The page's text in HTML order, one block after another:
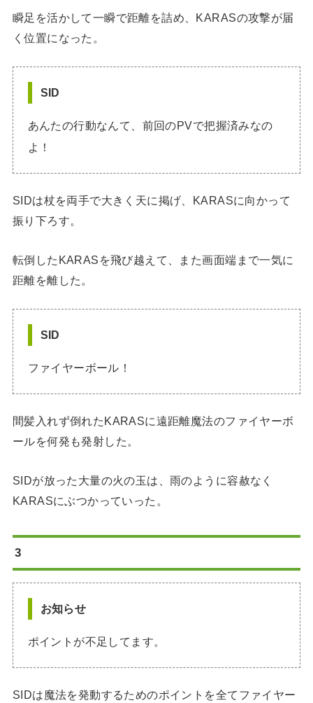
瞬足を活かして一瞬で距離を詰め、KARASの攻撃が届
く位置になった。
SID
あんたの行動なんて、前回のPVで把握済みなの
よ！
SIDは杖を両手で大きく天に掲げ、KARASに向かって
振り下ろす。
転倒したKARASを飛び越えて、また画面端まで一気に
距離を離した。
SID
ファイヤーボール！
間髪入れず倒れたKARASに遠距離魔法のファイヤーボ
ールを何発も発射した。
SIDが放った大量の火の玉は、雨のように容赦なく
KARASにぶつかっていった。
3
お知らせ
ポイントが不足してます。
SIDは魔法を発動するためのポイントを全てファイヤー